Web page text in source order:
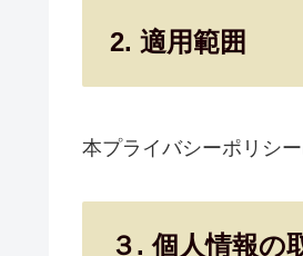
2. 適用範囲
本プライバシーポリシ
３. 個人情報の